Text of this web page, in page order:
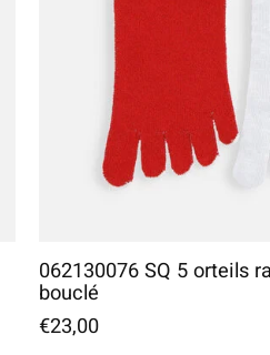
062130076 SQ 5 orteils
bouclé
€23,00